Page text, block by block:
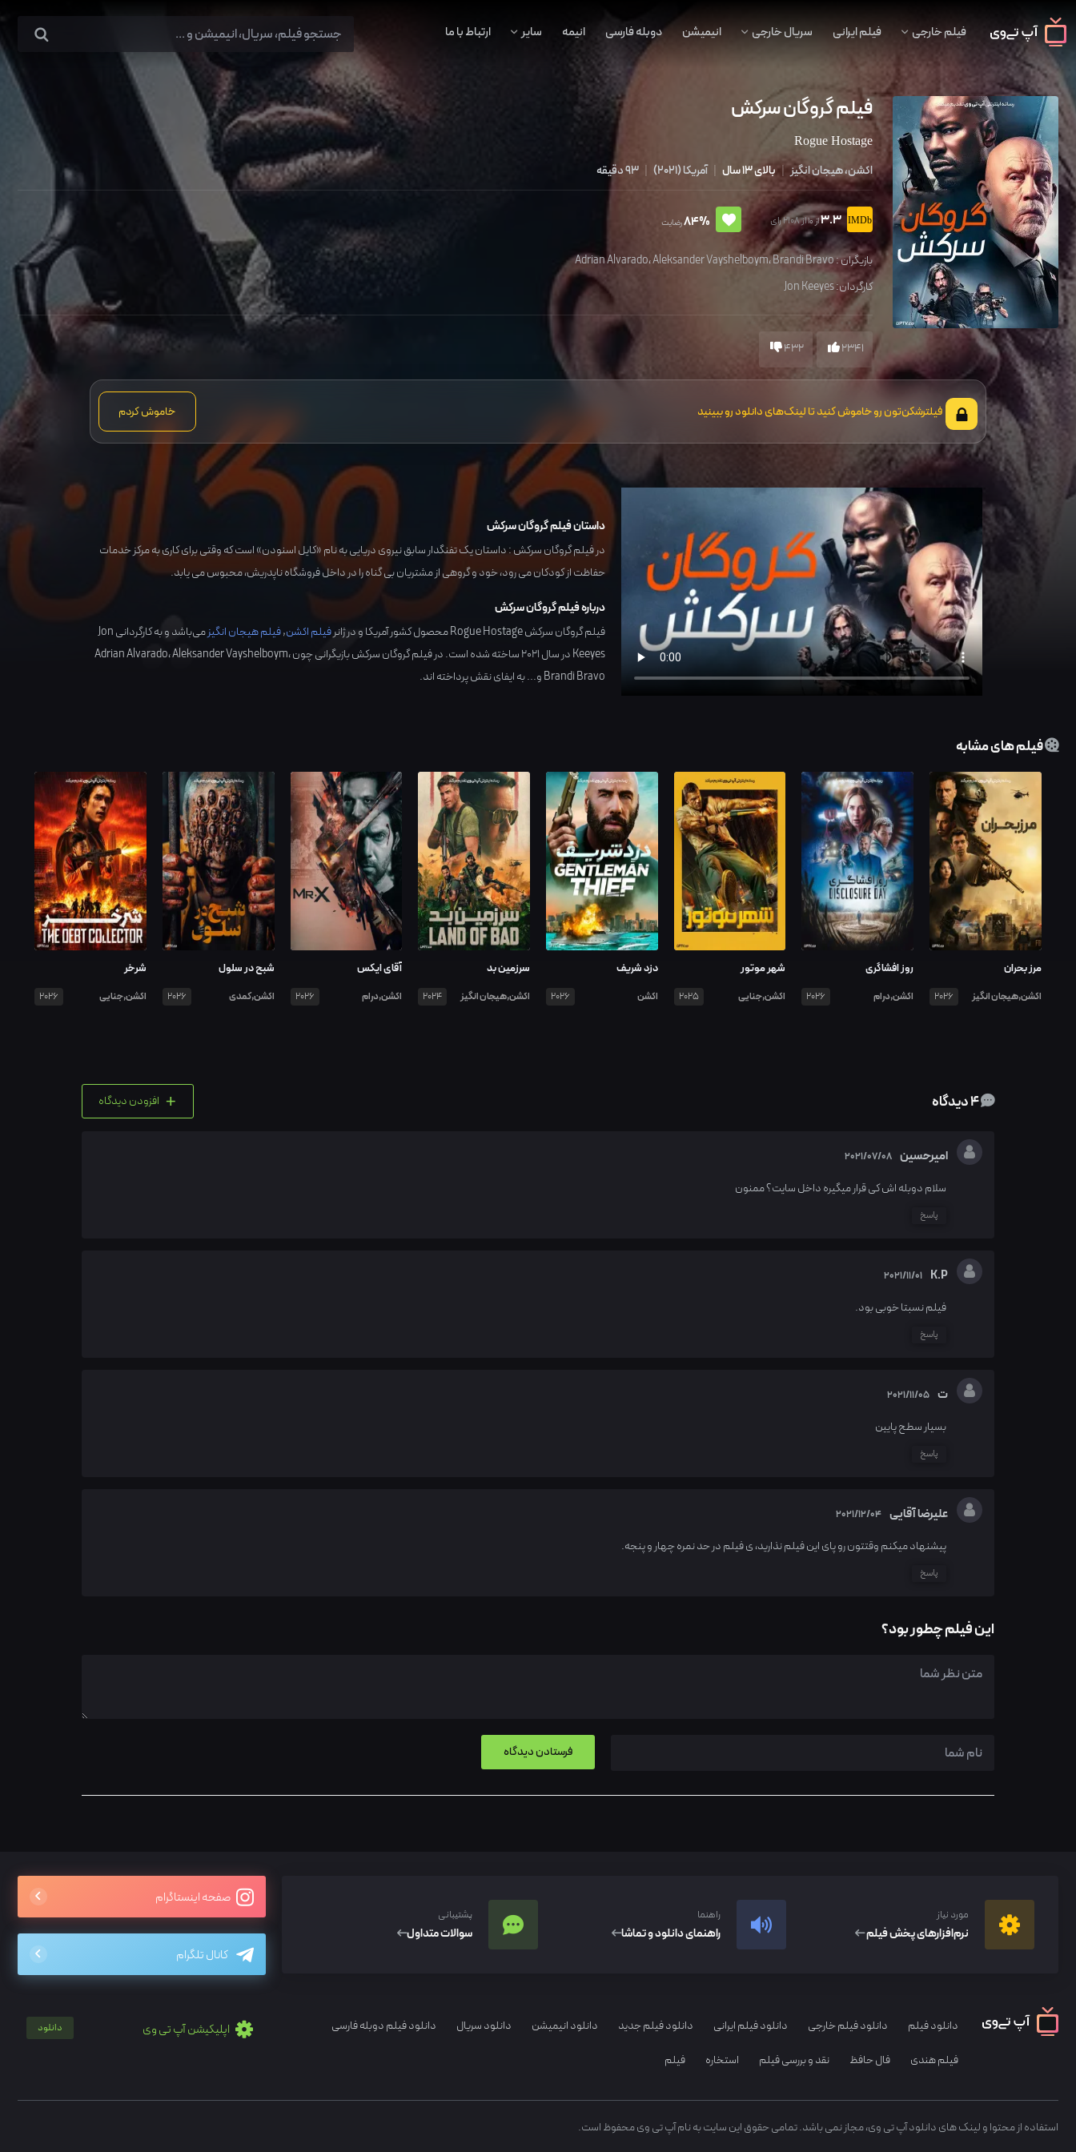
فیلم خارجی فیلم ایرانی سریال خارجی انیمیشن دوبله فارسی انیمه سایر ارتباط با ما
فیلم گروگان سرکش
Rogue Hostage
اکشن، هیجان انگیز | بالای 13 سال | آمریکا(
2021
)
|
3.3از 10 از 2108 رای 84%رضایت
بازیگران : Adrian Alvarado،Aleksander Vayshelboym،Brandi Bravo
کارگردان:Jon Keeyes
2341
432
فیلترشکن‌تون رو خاموش کنید تا لینک‌های دانلود رو ببینید خاموش کردم
داستان فیلم گروگان سرکش
در فیلم گروگان سرکش : داستان یک تفنگدار سابق نیروی دریایی به نام «کایل اسنودن» است که وقتی برای کاری به مرکز خدمات
حفاظت از کودکان می رود، خود و گروهی از مشتریان بی گناه را در داخل فروشگاه ناپدریش، محبوس می یابد.
درباره فیلم گروگان سرکش
فیلم گروگان سرکش Rogue Hostage محصول کشور آمریکاو در ژانرفیلم اکشن,فیلم هیجان انگیزمی‌باشد و به کارگردانیJon
Keeyesدر سال2021ساخته شده است. در فیلم گروگان سرکش بازیگرانی چون Adrian Alvarado،Aleksander Vayshelboym،
Brandi Bravoو... به ایفای نقش پرداخته اند.
فیلم های مشابه
مرز بحران
اکشن,هیجان انگیز 2026
روز افشاگری
اکشن,درام 2026
شهر موتور
اکشن,جنایی 2025
دزد شریف
اکشن 2026
سرزمین بد
اکشن,هیجان انگیز 2024
آقای ایکس
اکشن,درام 2026
شبح در سلول
اکشن,کمدی 2026
شرخر
اکشن,جنایی 2026
4 دیدگاه + افزودن دیدگاه
امیرحسین 2021/07/08
سلام دوبله اش کی قرار میگیره داخل سایت؟ ممنون
پاسخ
K.P
2021/11/01
فیلم نسبتا خوبی بود.
پاسخ
ت 2021/11/05
بسیار سطح پایین
پاسخ
علیرضا آقایی 2021/12/04
پیشنهاد میکنم وقتتون رو پای این فیلم نذارید، ی فیلم در حد نمره چهار و پنجه.
پاسخ
این فیلم چطور بود؟
مورد نیاز
نرم‌افزار‌های پخش فیلم
راهنما
راهنمای دانلود و تماشا
پشتیبانی
سوالات متداول
صفحه اینستاگرام
کانال تلگرام
دانلود فیلم دانلود فیلم خارجی دانلود فیلم ایرانی دانلود فیلم جدید دانلود انیمیشن دانلود سریال دانلود فیلم دوبله فارسی
فیلم هندی فال حافظ نقد و بررسی فیلم استخاره فیلم
اپلیکیشن آپ تی وی دانلود
استفاده از محتوا و لینک های دانلود آپ تی وی، مجاز نمی باشد. تمامی حقوق این سایت به نام آپ تی وی محفوظ است.